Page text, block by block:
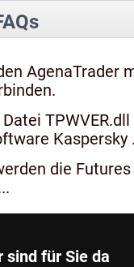
AgenaTrader
Datei
Kaspersky
die
sind für Sie da